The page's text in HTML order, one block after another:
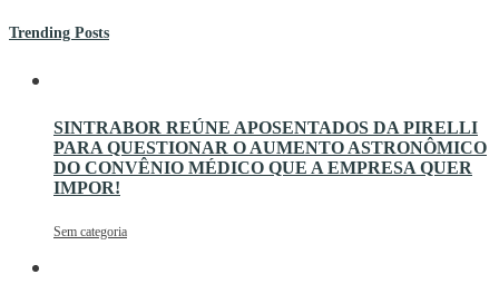
Trending Posts
SINTRABOR REÚNE APOSENTADOS DA PIRELLI
PARA QUESTIONAR O AUMENTO ASTRONÔMICO
DO CONVÊNIO MÉDICO QUE A EMPRESA QUER
IMPOR!
Sem categoria